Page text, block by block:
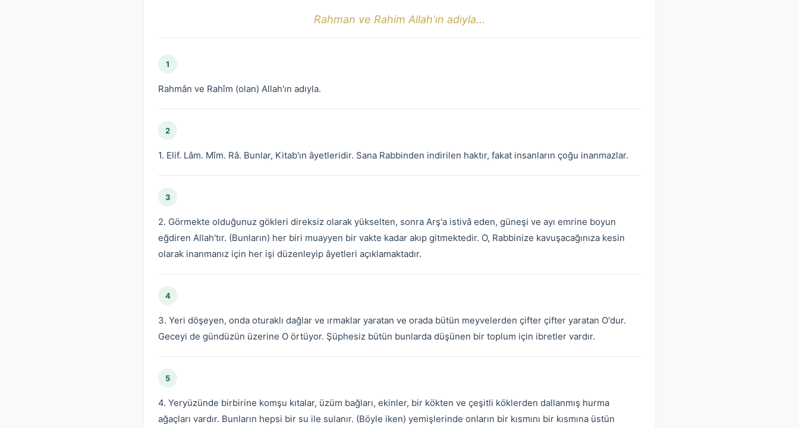
Rahman ve Rahim Allah'ın adıyla...
1
Rahmân ve Rahîm (olan) Allah'ın adıyla.
2
1. Elif. Lâm. Mîm. Râ. Bunlar, Kitab'ın âyetleridir. Sana Rabbinden indirilen haktır, fakat insanların çoğu inanmazlar.
3
2. Görmekte olduğunuz gökleri direksiz olarak yükselten, sonra Arş'a istivâ eden, güneşi ve ayı emrine boyun
eğdiren Allah'tır. (Bunların) her biri muayyen bir vakte kadar akıp gitmektedir. O, Rabbinize kavuşacağınıza kesin
olarak inanmanız için her işi düzenleyip âyetleri açıklamaktadır.
4
3. Yeri döşeyen, onda oturaklı dağlar ve ırmaklar yaratan ve orada bütün meyvelerden çifter çifter yaratan O'dur.
Geceyi de gündüzün üzerine O örtüyor. Şüphesiz bütün bunlarda düşünen bir toplum için ibretler vardır.
5
4. Yeryüzünde birbirine komşu kıtalar, üzüm bağları, ekinler, bir kökten ve çeşitli köklerden dallanmış hurma
ağaçları vardır. Bunların hepsi bir su ile sulanır. (Böyle iken) yemişlerinde onların bir kısmını bir kısmına üstün